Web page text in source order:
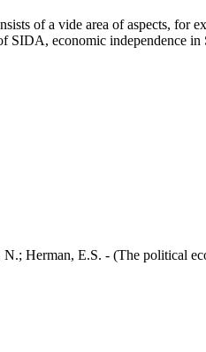
of a vide area of aspects, for
economic independence
Herman, E.S. - (The political